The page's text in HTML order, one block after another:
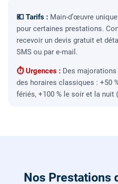
💶 Tarifs : Main-d’œuvre
pour certaines prestations.
recevoir un devis gratuit et
SMS ou par e-mail.
⏱ Urgences : Des majorations
des horaires classiques : +50
fériés, +100 % le soir et la nuit
Nos Prestations